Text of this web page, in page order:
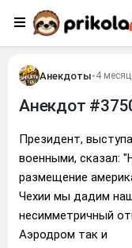
Перейти к контенту
Анекдоты•4
Анекдот
Президент,
военными, сказал:
размещение
Чехии мы дадим
несимметричный
Аэродром так и